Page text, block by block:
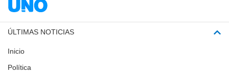
ÚLTIMAS NOTICIAS
Inicio
Política